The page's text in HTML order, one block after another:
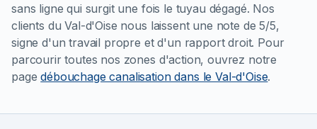
sans ligne qui surgit une fois le tuyau dégagé. Nos
clients du Val-d'Oise nous laissent une note de 5/5,
signe d'un travail propre et d'un rapport droit. Pour
parcourir toutes nos zones d'action, ouvrez notre
pagedébouchage canalisation dans le Val-d'Oise.